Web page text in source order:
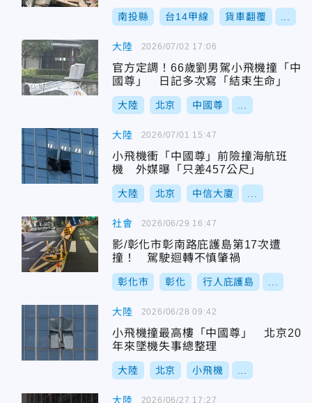
南投縣 台14甲線 貨車翻覆
大陸
官方定調！66歲劉男駕小飛機撞「中
國尊」 日記多次寫「結束生命」
大陸 北京 中國尊
2026/07/02 17:06
大陸
小飛機衝「中國尊」前險撞海航班
機 外媒曝「只差457公尺」
大陸 北京 中信大廈
2026/07/01 15:47
社會
影/彰化市彰南路庇護島第17次遭
撞！ 駕駛迴轉不慎肇禍
彰化市 彰化 行人庇護島
2026/06/29 16:47
大陸
小飛機撞最高樓「中國尊」 北京20
年來墜機失事總整理
大陸 北京 小飛機
2026/06/28 09:42
大陸 2026/06/27 17:27